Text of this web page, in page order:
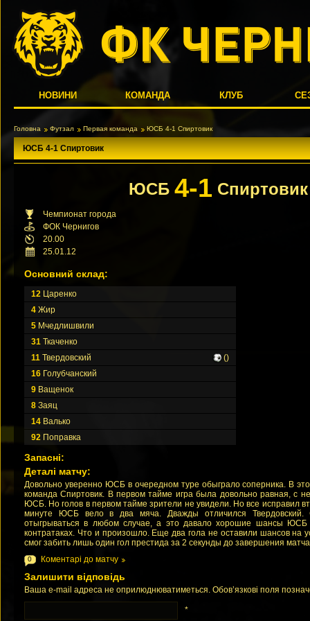
НОВИНИ КОМАНДА КЛУБ
Головна Футзал Первая команда ЮСБ 4-1 Спиртовик
ЮСБ 4-1 Спиртовик
ЮСБ4-1 Спиртовик
Чемпионат города
ФОК Чернигов
20.00
25.01.12
Основний склад:
12 Царенко
4 Жир
5 Мчедлишвили
31 Ткаченко
11 Твердовский
()
16 Голубчанский
9 Ващенок
8 Заяц
14 Валько
92 Поправка
Запасні:
Деталі матчу:
Довольно уверенно ЮСБ в очередном туре обыграло соперника. В
команда Спиртовик. В первом тайме игра была довольно равная, с
ЮСБ. Но голов в первом тайме зрители не увидели. Но все исправил
минуте ЮСБ вело в два мяча. Дважды отличился Твердовский.
отыгрываться в любом случае, а это давало хорошие шансы ЮСБ
контратаках. Что и произошло. Еще два гола не оставили шансов на
смог забить лишь один гол престида за 2 секунды до завершения
0 Коментарі до матчу
Залишити відповідь
Ваша e-mail адреса не оприлюднюватиметься. Обов’язкові поля
*